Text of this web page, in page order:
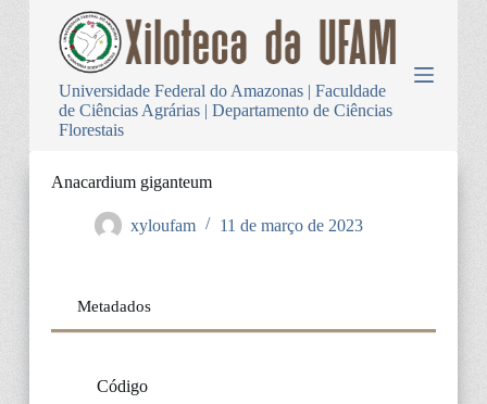
Universidade Federal do Amazonas | Faculdade
de Ciências Agrárias | Departamento de Ciências
Florestais
Anacardium giganteum
xyloufam 11 de março de 2023
Metadados
Código